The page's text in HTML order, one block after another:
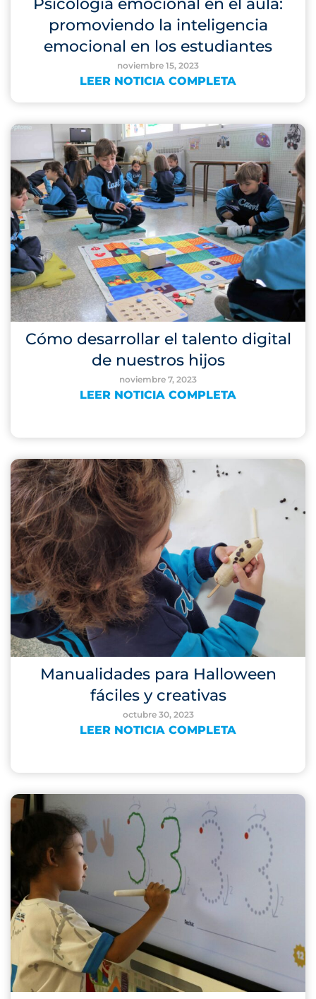
Psicología emocional en el aula:
promoviendo la inteligencia
emocional en los estudiantes
noviembre 15, 2023
LEER NOTICIA COMPLETA
Cómo desarrollar el talento digital
de nuestros hijos
noviembre 7, 2023
LEER NOTICIA COMPLETA
Manualidades para Halloween
fáciles y creativas
octubre 30, 2023
LEER NOTICIA COMPLETA